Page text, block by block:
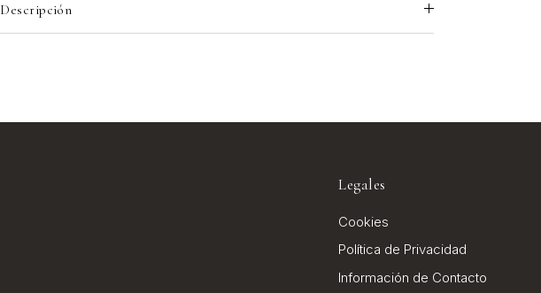
Descripción
Legales
Cookies
Política de Privacidad
Información de Contacto